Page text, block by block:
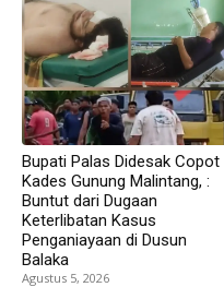
Bupati Palas Didesak Copot
Kades Gunung Malintang, :
Buntut dari Dugaan
Keterlibatan Kasus
Penganiayaan di Dusun
Balaka
Agustus 5, 2026